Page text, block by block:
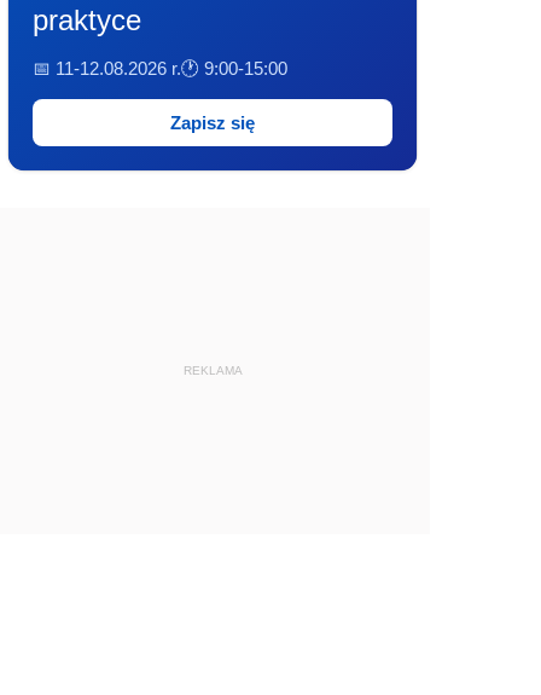
praktyce
📅 11-12.08.2026 r.🕐 9:00-15:00
Zapisz się
REKLAMA